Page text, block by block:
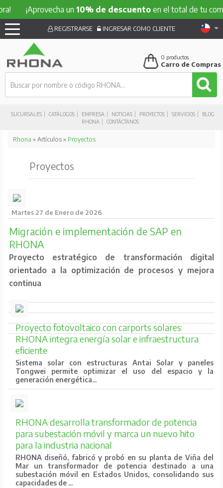
¡Aprovecha un 10% de descuentoen el total de tu
SUCURSALES CATÁLOGOS EMPRESA NOTICIAS PROYECTOS SERVICIOS
BLOG
RHONA
CONTÁCTANOS
REGISTRARSE INGRESAR COMO CLIENTE
0 productos
Carro de Compras
Rhona » Artículos » Proyectos
Proyectos
Martes 27 de Enero de 2026
Migración e implementación de SAP en
RHONA
Proyecto estratégico de transformación digital
orientado a la optimización de procesos y mejora
continua
Proyecto fotovoltaico con carports solares:
RHONA integra energía solar e infraestructura
eficiente
Sistema solar con estructuras Antai Solar y paneles
Tongwei permite optimizar el uso del espacio y la
generación energética...
RHONA desarrolla transformador de potencia
para subestación móvil y marca un nuevo hito
para la industria nacional
RHONA diseñó, fabricó y probó en su planta de Viña del
Mar un transformador de potencia destinado a una
subestación móvil en Estados Unidos, consolidando sus
capacidades de ...